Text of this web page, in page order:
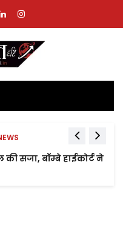
सजा, बॉम्बे हाईकोर्ट ने